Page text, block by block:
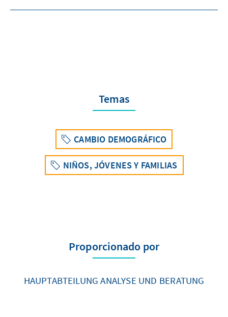
Temas
CAMBIO DEMOGRÁFICO
NIÑOS, JÓVENES Y FAMILIAS
Proporcionado por
HAUPTABTEILUNG ANALYSE UND BERATUNG